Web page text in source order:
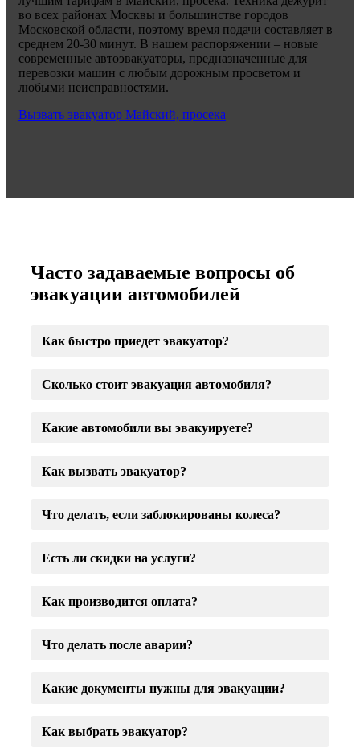
во всех районах Москвы и большинстве городов
Московской области, поэтому время подачи составляет в
среднем 20-30 минут. В нашем распоряжении – новые
современные автоэвакуаторы, предназначенные для
перевозки машин с любым дорожным просветом и
любыми неисправностями.
Вызвать эвакуатор Майский, просека
Часто задаваемые вопросы об
эвакуации автомобилей
Как быстро приедет эвакуатор?
Сколько стоит эвакуация автомобиля?
Какие автомобили вы эвакуируете?
Как вызвать эвакуатор?
Что делать, если заблокированы колеса?
Есть ли скидки на услуги?
Как производится оплата?
Что делать после аварии?
Какие документы нужны для эвакуации?
Как выбрать эвакуатор?